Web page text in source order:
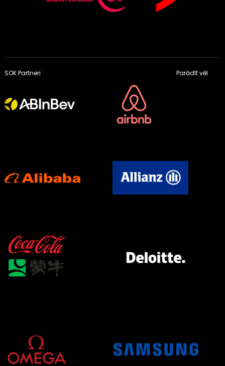
SOK Partneri Parādīt vēl